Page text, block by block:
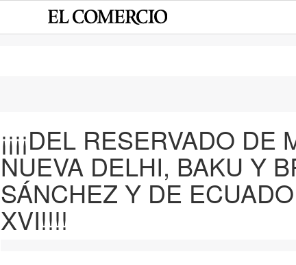
¡¡¡¡DEL RESERVADO DE
NUEVA DELHI, BAKU Y
SÁNCHEZ Y DE
XVI!!!!